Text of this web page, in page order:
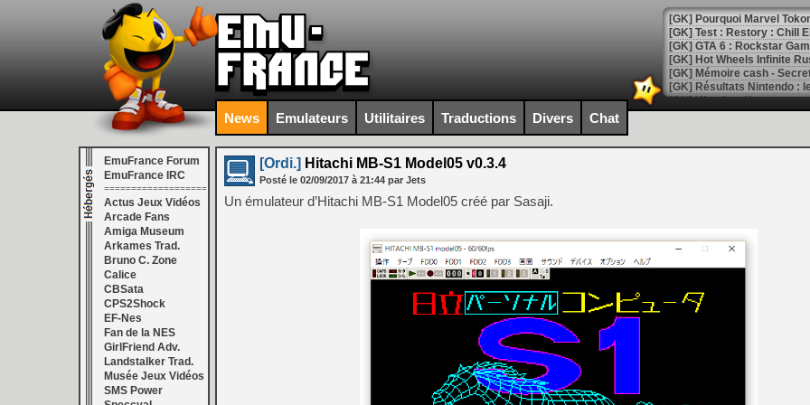
[GK] Pourquoi Marvel
[GK] Test : Restory : Chill
[GK] GTA 6 : Rockstar
[GK] Hot Wheels Infinite
[GK] Mémoire cash -
[GK] Résultats Nintendo :
[GK] Déjà des
[Mo5] Brickboy cherche à
[GK] Minecraft et ses «
[GK] Beast of
[GK] Ubisoft : fin de partie
[GK] Mémoire cash -
[GK] Dan Houser (GTA)
[GK] Comment EA Sports
[GK] Crimson Moon : un
[GK] Isle of Reveries : le
[GK] Moonlighter 2 : The
[GK] Capcom relance
[Mo5] Deux inédits du
[GK] Le beat'em up The
[GK] Endless Legend 2 :
News Emulateurs Utilitaires Traductions Divers Chat
EmuFrance Forum
EmuFrance IRC
===================
Actus Jeux Vidéos
Arcade Fans
Amiga Museum
Arkames Trad.
Bruno C. Zone
Calice
CBSata
CPS2Shock
EF-Nes
Fan de la NES
GirlFriend Adv.
Landstalker Trad.
Musée Jeux Vidéos
SMS Power
[Ordi.] Hitachi MB-S1 Model05 v0.3.4
Posté le 02/09/2017 à 21:44 par Jets
Un émulateur d’Hitachi MB-S1 Model05 créé par Sasaji.